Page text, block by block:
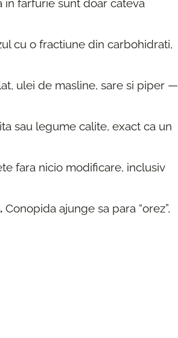
farfurie sunt doar cateva
cu o fractiune din carbohidrati,
ulei de masline, sare si piper —
sau legume calite, exact ca un
fara nicio modificare, inclusiv
Conopida ajunge sa para “orez”,